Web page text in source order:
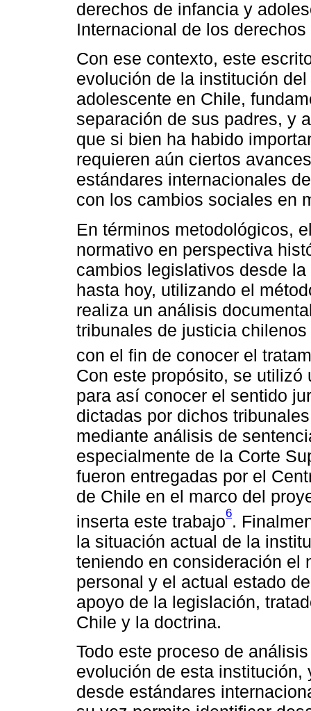
derechos de infancia y
Internacional de los
Con ese contexto, este
evolución de la institución
adolescente en Chile,
separación de sus padres, y
que si bien ha habido
requieren aún ciertos
estándares internacionales
con los cambios sociales en
En términos metodológicos,
normativo en perspectiva
cambios legislativos desde
hasta hoy, utilizando el
realiza un análisis
tribunales de justicia
con el fin de conocer el
Con este propósito, se
para así conocer el sentido
dictadas por dichos
mediante análisis de
especialmente de la Corte
fueron entregadas por el
de Chile en el marco del
inserta este trabajo6.
la situación actual de la
teniendo en consideración el
personal y el actual estado
apoyo de la legislación,
Chile y la doctrina.
Todo este proceso de
evolución de esta
desde estándares